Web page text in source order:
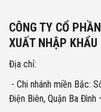
CÔNG TY CỔ
XUẤT NHẬP KHẨU
Địa chỉ:
- Chi nhánh miền Bắc:
Điện Biên, Quận Ba